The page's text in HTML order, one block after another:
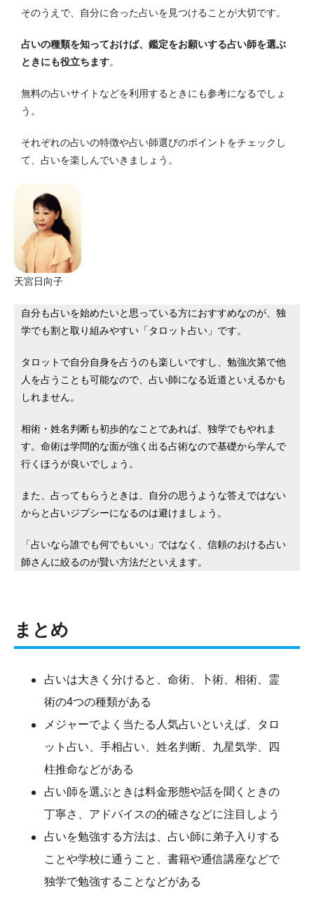
そのうえで、自分に合った占いを見つけることが大切です。
占いの種類を知っておけば、鑑定をお願いする占い師を選ぶ
ときにも役立ちます。
無料の占いサイトなどを利用するときにも参考になるでしょ
う。
それぞれの占いの特徴や占い師選びのポイントをチェックし
て、占いを楽しんでいきましょう。
天宮日向子
自分も占いを始めたいと思っている方におすすめなのが、独
学でも割と取り組みやすい「タロット占い」です。
タロットで自分自身を占うのも楽しいですし、勉強次第で他
人を占うことも可能なので、占い師になる近道といえるかも
しれません。
相術・姓名判断も初歩的なことであれば、独学でもやれま
す。命術は学問的な面が強く出る占術なので基礎から学んで
行くほうが良いでしょう。
また、占ってもらうときは、自分の思うような答えではない
からと占いジプシーになるのは避けましょう。
「占いなら誰でも何でもいい」ではなく、信頼のおける占い
師さんに絞るのが賢い方法だといえます。
まとめ
占いは大きく分けると、命術、卜術、相術、霊
術の4つの種類がある
メジャーでよく当たる人気占いといえば、タロ
ット占い、手相占い、姓名判断、九星気学、四
柱推命などがある
占い師を選ぶときは料金形態や話を聞くときの
丁寧さ、アドバイスの的確さなどに注目しよう
占いを勉強する方法は、占い師に弟子入りする
ことや学校に通うこと、書籍や通信講座などで
独学で勉強することなどがある